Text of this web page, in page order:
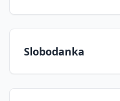
Slobodanka